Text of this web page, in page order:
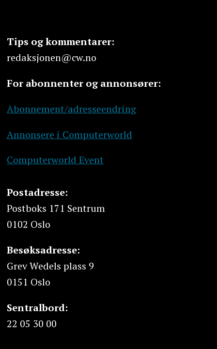
Tips og kommentarer:
redaksjonen@cw.no
For abonnenter og annonsører:
Abonnement/adresseendring
Annonsere i Computerworld
Computerworld Event
Postadresse:
Postboks 171 Sentrum
0102 Oslo
Besøksadresse:
Grev Wedels plass 9
0151 Oslo
Sentralbord:
22 05 30 00